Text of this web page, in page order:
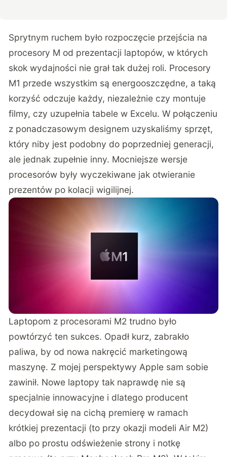
Sprytnym ruchem było rozpoczęcie przejścia na
procesory M od prezentacji laptopów, w których
skok wydajności nie grał tak dużej roli. Procesory
M1 przede wszystkim są energooszczędne, a taką
korzyść odczuje każdy, niezależnie czy montuje
filmy, czy uzupełnia tabele w Excelu. W połączeniu
z ponadczasowym designem uzyskaliśmy sprzęt,
który niby jest podobny do poprzedniej generacji,
ale jednak zupełnie inny. Mocniejsze wersje
procesorów były wyczekiwane jak otwieranie
prezentów po kolacji wigilijnej.
Laptopom z procesorami M2 trudno było
powtórzyć ten sukces. Opadł kurz, zabrakło
paliwa, by od nowa nakręcić marketingową
maszynę. Z mojej perspektywy Apple sam sobie
zawinił. Nowe laptopy tak naprawdę nie są
specjalnie innowacyjne i dlatego producent
decydował się na cichą premierę w ramach
krótkiej prezentacji (to przy okazji modeli Air M2)
albo po prostu odświeżenie strony i notkę